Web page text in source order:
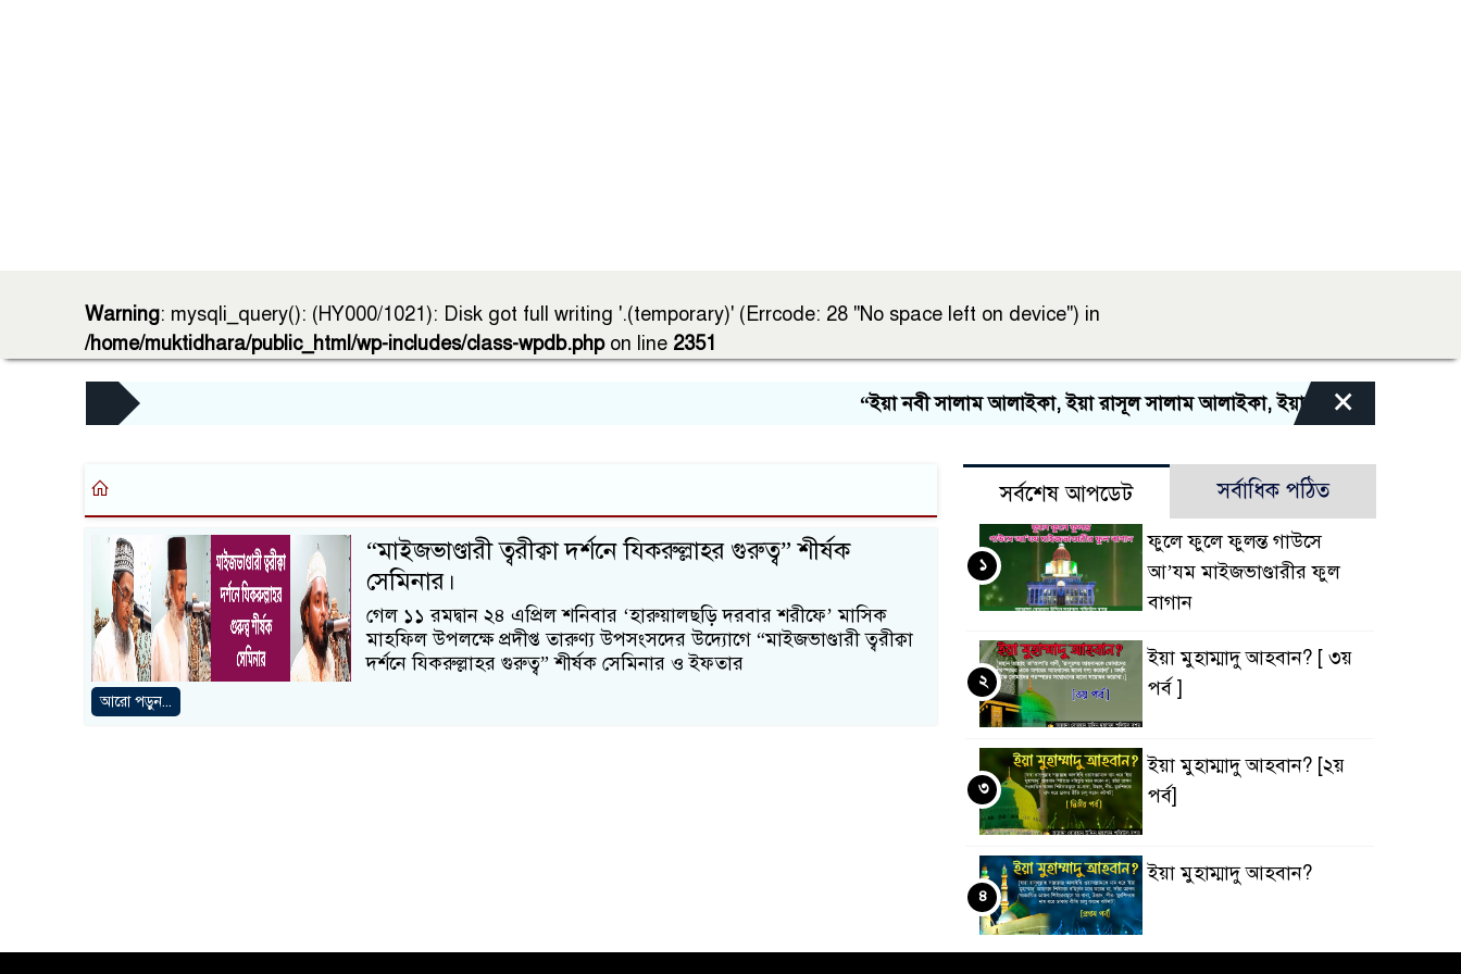
Warning: mysqli_query(): (HY000/1021): Disk got full writing '.(temporary)' (Errcode: 28 "No space left on device") in
/home/muktidhara/public_html/wp-includes/class-wpdb.phpon line 2351
“ইয়া নবী সালাম আলাইকা, ইয়া রাসূল সালাম আলাইকা, ইয়া হাবীব সালাম
×
“মাইজভাণ্ডারী ত্বরীক্বা দর্শনে যিকরুল্লাহর গুরুত্ব” শীর্ষক
সেমিনার।
গেল ১১ রমদ্বান ২৪ এপ্রিল শনিবার ‘হারুয়ালছড়ি দরবার শরীফে’ মাসিক
মাহফিল উপলক্ষে প্রদীপ্ত তারুণ্য উপসংসদের উদ্যোগে “মাইজভাণ্ডারী ত্বরীক্বা
দর্শনে যিকরুল্লাহর গুরুত্ব” শীর্ষক সেমিনার ও ইফতার
আরো পড়ুন...
সর্বশেষ আপডেট সর্বাধিক পঠিত
ফুলে ফুলে ফুলন্ত গাউসে
আ’যম মাইজভাণ্ডারীর ফুল
বাগান
১
ইয়া মুহাম্মাদু আহবান? [ ৩য়
পর্ব ]
২
ইয়া মুহাম্মাদু আহবান? [২য়
পর্ব]
৩
ইয়া মুহাম্মাদু আহবান?
৪